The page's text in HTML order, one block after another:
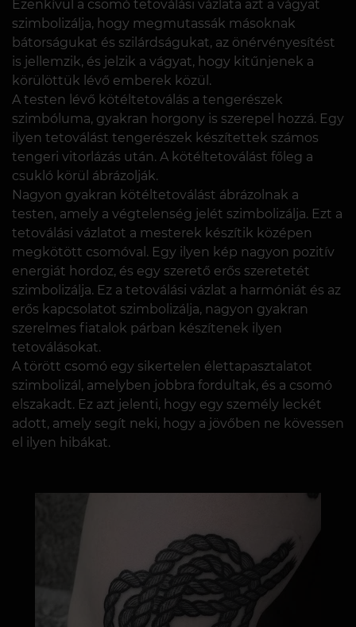
Ezenkívül a csomó tetoválási vázlata azt a vágyat
szimbolizálja, hogy megmutassák másoknak
bátorságukat és szilárdságukat, az önérvényesítést
is jellemzik, és jelzik a vágyat, hogy kitűnjenek a
körülöttük lévő emberek közül.
A testen lévő kötéltetoválás a tengerészek
szimbóluma, gyakran horgony is szerepel hozzá. Egy
ilyen tetoválást tengerészek készítettek számos
tengeri vitorlázás után. A kötéltetoválást főleg a
csukló körül ábrázolják.
Nagyon gyakran kötéltetoválást ábrázolnak a
testen, amely a végtelenség jelét szimbolizálja. Ezt a
tetoválási vázlatot a mesterek készítik középen
megkötött csomóval. Egy ilyen kép nagyon pozitív
energiát hordoz, és egy szerető erős szeretetét
szimbolizálja. Ez a tetoválási vázlat a harmóniát és az
erős kapcsolatot szimbolizálja, nagyon gyakran
szerelmes fiatalok párban készítenek ilyen
tetoválásokat.
A törött csomó egy sikertelen élettapasztalatot
szimbolizál, amelyben jobbra fordultak, és a csomó
elszakadt. Ez azt jelenti, hogy egy személy leckét
adott, amely segít neki, hogy a jövőben ne kövessen
el ilyen hibákat.